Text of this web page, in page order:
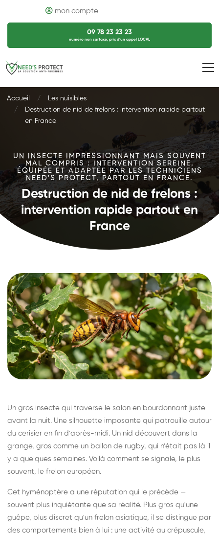
mon compte
09 78 23 23 23
numéro non surtaxé, prix d’un appel LOCAL
Accueil
Les nuisibles
Destruction de nid de frelons : intervention rapide partout
en France
UN INSECTE IMPRESSIONNANT MAIS SOUVENT
MAL COMPRIS : INTERVENTION SEREINE,
ÉQUIPÉE ET ADAPTÉE PAR LES TECHNICIENS
NEED'S PROTECT, PARTOUT EN FRANCE.
Destruction de nid de frelons :
intervention rapide partout en
France
Un gros insecte qui traverse le salon en bourdonnant juste
avant la nuit. Une silhouette imposante qui patrouille autour
du cerisier en fin d'après-midi. Un nid découvert dans la
grange, gros comme un ballon de rugby, qui n'était pas là il
y a quelques semaines. Voilà comment se signale, le plus
souvent, le frelon européen.
Cet hyménoptère a une réputation qui le précède —
souvent plus inquiétante que sa réalité. Plus gros qu'une
guêpe, plus discret qu'un frelon asiatique, il se distingue par
des comportements bien à lui : une activité au crépuscule,